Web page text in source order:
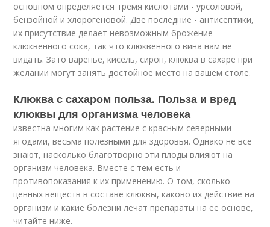
основном определяется тремя кислотами - урсоловой,
бензойной и хлорогеновой. Две последние - антисептики,
их присутствие делает невозможным брожение
клюквенного сока, так что клюквенного вина нам не
видать. Зато варенье, кисель, сироп, клюква в сахаре при
желании могут занять достойное место на вашем столе.
Клюква с сахаром польза. Польза и вред
клюквы для организма человека
известна многим как растение с красным северными
ягодами, весьма полезными для здоровья. Однако не все
знают, насколько благотворно эти плоды влияют на
организм человека. Вместе с тем есть и
противопоказания к их применению. О том, сколько
ценных веществ в составе клюквы, каково их действие на
организм и какие болезни лечат препараты на её основе,
читайте ниже.